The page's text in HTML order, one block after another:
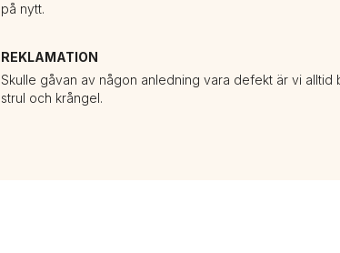
på nytt.
REKLAMATION
Skulle gåvan av någon anledning vara defekt är vi alltid
strul och krångel.